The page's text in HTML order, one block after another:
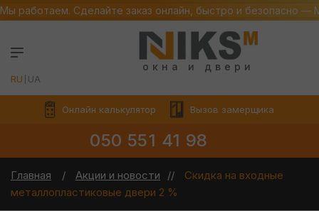
Мы работаем. Сделайте заказ онлайн, быстро и безопасно
окна и двери
RU UA
Онлайн калькулятор Вызов замерщика
050 551 41 98
Главная Акции и новости
Скидка на входные
металлопластиковые двери 2 %